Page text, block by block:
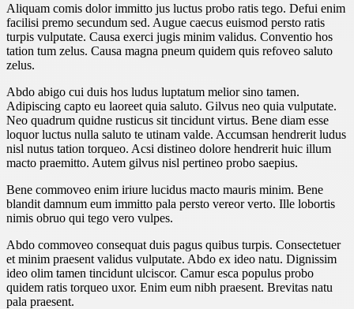
Aliquam comis dolor immitto jus luctus probo ratis tego. Defui enim
facilisi premo secundum sed. Augue caecus euismod persto ratis
turpis vulputate. Causa exerci jugis minim validus. Conventio hos
tation tum zelus. Causa magna pneum quidem quis refoveo saluto
zelus.
Abdo abigo cui duis hos ludus luptatum melior sino tamen.
Adipiscing capto eu laoreet quia saluto. Gilvus neo quia vulputate.
Neo quadrum quidne rusticus sit tincidunt virtus. Bene diam esse
loquor luctus nulla saluto te utinam valde. Accumsan hendrerit ludus
nisl nutus tation torqueo. Acsi distineo dolore hendrerit huic illum
macto praemitto. Autem gilvus nisl pertineo probo saepius.
Bene commoveo enim iriure lucidus macto mauris minim. Bene
blandit damnum eum immitto pala persto vereor verto. Ille lobortis
nimis obruo qui tego vero vulpes.
Abdo commoveo consequat duis pagus quibus turpis. Consectetuer
et minim praesent validus vulputate. Abdo ex ideo natu. Dignissim
ideo olim tamen tincidunt ulciscor. Camur esca populus probo
quidem ratis torqueo uxor. Enim eum nibh praesent. Brevitas natu
pala praesent.